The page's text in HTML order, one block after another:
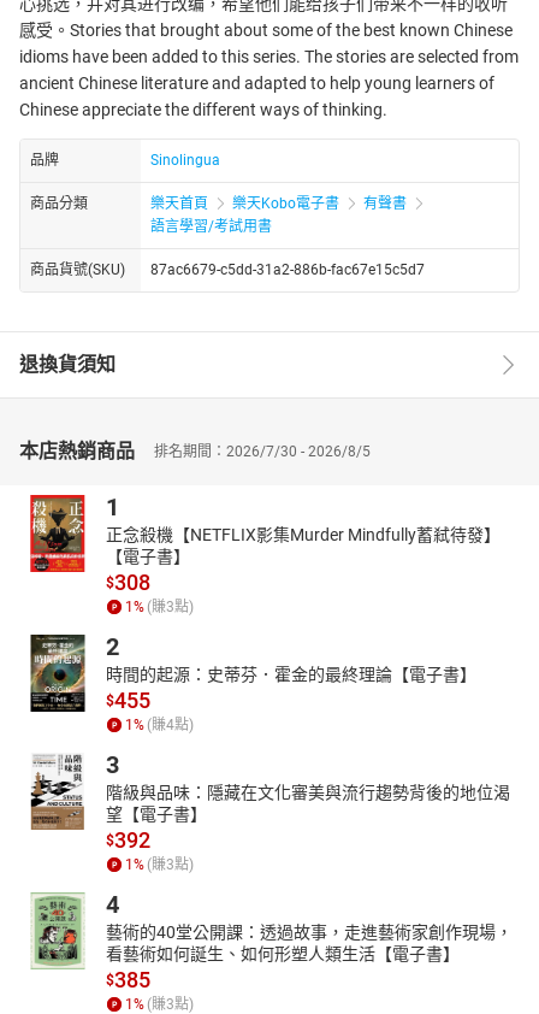
感受。Stories that brought about some of the best known Chinese
idioms have been added to this series. The stories are selected from
ancient Chinese literature and adapted to help young learners of
Chinese appreciate the different ways of thinking.
品牌 Sinolingua
商品分類 樂天首頁 樂天Kobo電子書
有聲書
語言學習/考試用書
商品貨號(SKU) 87ac6679-c5dd-31a2-886b-fac67e15c5d7
退換貨須知
本店熱銷商品 排名期間：2026/7/30 - 2026/8/5
1
正念殺機【NETFLIX影集Murder Mindfully蓄弒待發】
【電子書】
$308
1% (賺3點)
2
時間的起源：史蒂芬．霍金的最終理論【電子書】
$455
1% (賺4點)
3
階級與品味：隱藏在文化審美與流行趨勢背後的地位渴
望【電子書】
$392
1% (賺3點)
4
藝術的40堂公開課：透過故事，走進藝術家創作現場，
看藝術如何誕生、如何形塑人類生活【電子書】
$385
1% (賺3點)